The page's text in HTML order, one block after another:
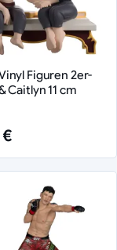
Figuren 2er-
Caitlyn 11 cm